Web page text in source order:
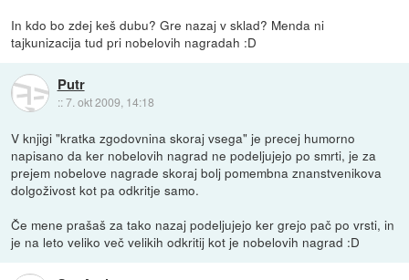
In kdo bo zdej keš dubu? Gre nazaj v sklad? Menda ni
tajkunizacija tud pri nobelovih nagradah :D
Putr
::7. okt 2009, 14:18
V knjigi "kratka zgodovnina skoraj vsega" je precej humorno
napisano da ker nobelovih nagrad ne podeljujejo po smrti, je za
prejem nobelove nagrade skoraj bolj pomembna znanstvenikova
dolgoživost kot pa odkritje samo.
Če mene prašaš za tako nazaj podeljujejo ker grejo pač po vrsti, in
je na leto veliko več velikih odkritij kot je nobelovih nagrad :D